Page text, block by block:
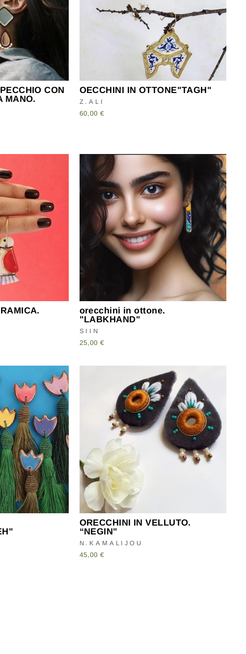
CON
MANO.
OECCHINI IN OTTONE"TAGH"
Z.ALI
60,00 €
orecchini in ottone.
"LABKHAND"
SIIN
25,00 €
ORECCHINI IN VELLUTO.
“NEGIN"
N.KAMALIJOU
45,00 €
sul tuo